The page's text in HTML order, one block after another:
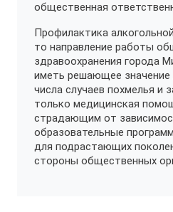
общественная
Профилактика
то направление работы
здравоохранения города
иметь решающее значение
числа случаев похмелья и
только медицинская
страдающим от
образовательные
для подрастающих
стороны общественных